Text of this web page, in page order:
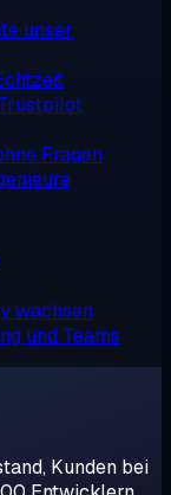
unser
Fragen
wachsen
und Teams
Kunden bei